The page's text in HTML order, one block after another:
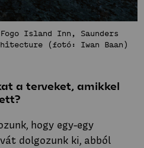
Island Inn, Saunders
(fotó: Iwan Baan)
a terveket, amikkel
hogy egy-egy
dolgozunk ki, abból